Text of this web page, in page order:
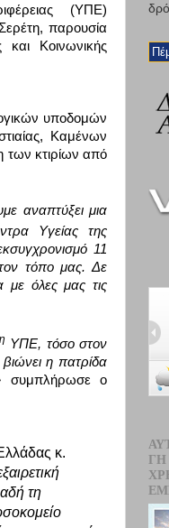
(ΥΠΕ)
παρουσία
και Κοινωνικής
υποδομών
Καμένων
των κτιρίων από
αναπτύξει μια
Υγείας της
11
τόπο μας. Δε
με όλες μας τις
ΥΠΕ, τόσο στον
η πατρίδα
συμπλήρωσε ο
κ.
τη
ΓΗ